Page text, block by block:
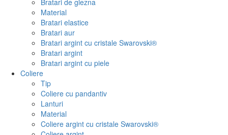
Bratari de glezna
Material
Bratari elastice
Bratari aur
Bratari argint cu cristale Swarovski®
Bratari argint
Bratari argint cu piele
Coliere
Tip
Coliere cu pandantiv
Lanturi
Material
Coliere argint cu cristale Swarovski®